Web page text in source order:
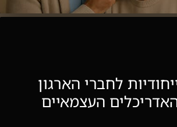
לחברי הארגון
העצמאיים